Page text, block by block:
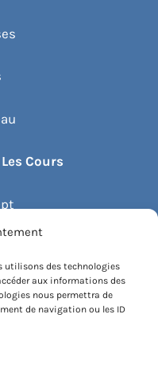
utilisons des technologies
aux informations des
nous permettra de
de navigation ou les ID
Cours